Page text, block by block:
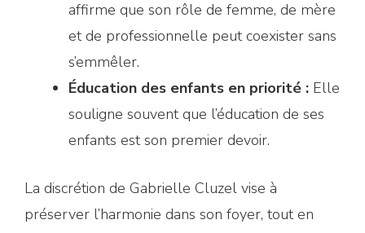
affirme que son rôle de femme, de mère
et de professionnelle peut coexister sans
s’emmêler.
Éducation des enfants en priorité : Elle
souligne souvent que l’éducation de ses
enfants est son premier devoir.
La discrétion de Gabrielle Cluzel vise à
préserver l’harmonie dans son foyer, tout en